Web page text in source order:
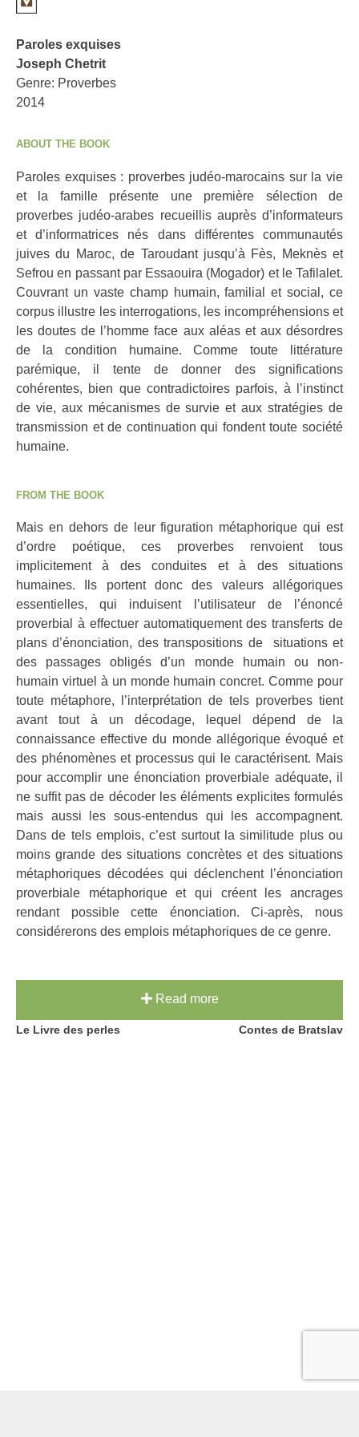
Paroles exquises
Joseph Chetrit
Genre: Proverbes
2014
ABOUT THE BOOK
Paroles exquises : proverbes judéo-marocains sur la vie
et la famille présente une première sélection de
proverbes judéo-arabes recueillis auprès d’informateurs
et d’informatrices nés dans différentes communautés
juives du Maroc, de Taroudant jusqu’à Fès, Meknès et
Sefrou en passant par Essaouira (Mogador) et le Tafilalet.
Couvrant un vaste champ humain, familial et social, ce
corpus illustre les interrogations, les incompréhensions et
les doutes de l’homme face aux aléas et aux désordres
de la condition humaine. Comme toute littérature
parémique, il tente de donner des significations
cohérentes, bien que contradictoires parfois, à l’instinct
de vie, aux mécanismes de survie et aux stratégies de
transmission et de continuation qui fondent toute société
humaine.
FROM THE BOOK
Mais en dehors de leur figuration métaphorique qui est
d’ordre poétique, ces proverbes renvoient tous
implicitement à des conduites et à des situations
humaines. Ils portent donc des valeurs allégoriques
essentielles, qui induisent l’utilisateur de l’énoncé
proverbial à effectuer automatiquement des transferts de
plans d’énonciation, des transpositions de situations et
des passages obligés d’un monde humain ou non-
humain virtuel à un monde humain concret. Comme pour
toute métaphore, l’interprétation de tels proverbes tient
avant tout à un décodage, lequel dépend de la
connaissance effective du monde allégorique évoqué et
des phénomènes et processus qui le caractérisent. Mais
pour accomplir une énonciation proverbiale adéquate, il
ne suffit pas de décoder les éléments explicites formulés
mais aussi les sous-entendus qui les accompagnent.
Dans de tels emplois, c’est surtout la similitude plus ou
moins grande des situations concrètes et des situations
métaphoriques décodées qui déclenchent l’énonciation
proverbiale métaphorique et qui créent les ancrages
rendant possible cette énonciation. Ci-après, nous
considérerons des emplois métaphoriques de ce genre.
Read more
Post
Le Livre des perles Contes de Bratslav